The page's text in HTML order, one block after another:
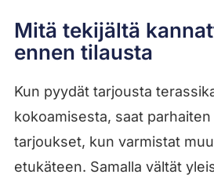
Mitä tekijältä
ennen tilausta
Kun pyydät tarjousta
kokoamisesta, saat
tarjoukset, kun varmistat
etukäteen. Samalla vältät